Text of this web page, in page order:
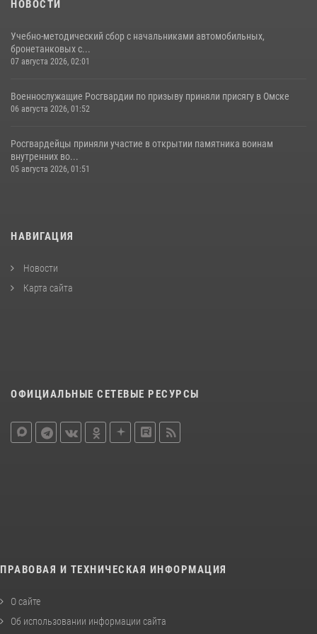
НОВОСТИ
Учебно-методический сбор с начальниками автомобильных,
бронетанковых с...
07 августа 2026, 02:01
Военнослужащие Росгвардии по призыву приняли присягу в Омске
06 августа 2026, 01:52
Росгвардейцы приняли участие в открытии памятника воинам
внутренних во...
05 августа 2026, 01:51
НАВИГАЦИЯ
Новости
Карта сайта
ОФИЦИАЛЬНЫЕ СЕТЕВЫЕ РЕСУРСЫ
ПРАВОВАЯ И ТЕХНИЧЕСКАЯ ИНФОРМАЦИЯ
О сайте
Об использовании информации сайта